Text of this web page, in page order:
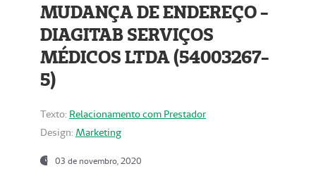
MUDANÇA DE ENDEREÇO -
DIAGITAB SERVIÇOS
MÉDICOS LTDA (54003267-
5)
Texto: Relacionamento com Prestador
Design: Marketing
03 de novembro, 2020